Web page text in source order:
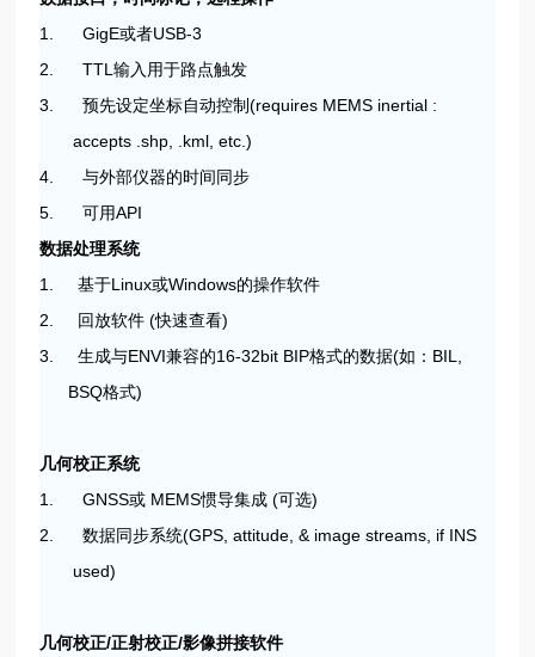
1. GigE或者USB-3
2. TTL输入用于路点触发
3. 预先设定坐标自动控制(requires MEMS inertial :
accepts .shp, .kml, etc.)
4. 与外部仪器的时间同步
5. 可用API
数据处理系统
1. 基于Linux或Windows的操作软件
2. 回放软件 (快速查看)
3. 生成与ENVI兼容的16-32bit BIP格式的数据(如：BIL,
BSQ格式)
几何校正系统
1. GNSS或 MEMS惯导集成 (可选)
2. 数据同步系统(GPS, attitude, & image streams, if INS
used)
几何校正/正射校正/影像拼接软件